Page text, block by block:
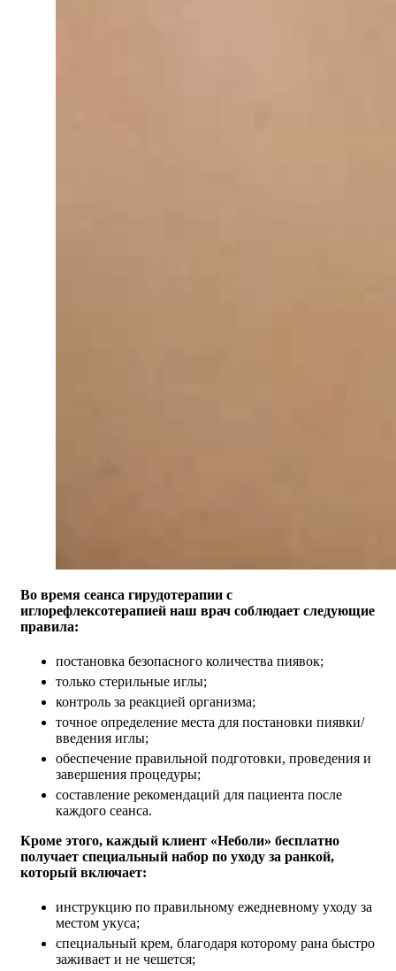
Во время сеанса гирудотерапии с
иглорефлексотерапией наш врач соблюдает следующие
правила:
постановка безопасного количества пиявок;
только стерильные иглы;
контроль за реакцией организма;
точное определение места для постановки пиявки/
введения иглы;
обеспечение правильной подготовки, проведения и
завершения процедуры;
составление рекомендаций для пациента после
каждого сеанса.
Кроме этого, каждый клиент «Неболи» бесплатно
получает специальный набор по уходу за ранкой,
который включает:
инструкцию по правильному ежедневному уходу за
местом укуса;
специальный крем, благодаря которому рана быстро
заживает и не чешется;